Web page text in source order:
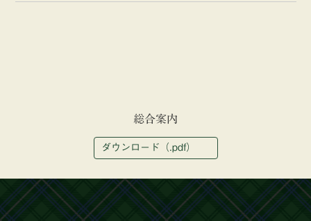
総合案内
ダウンロード（.pdf）